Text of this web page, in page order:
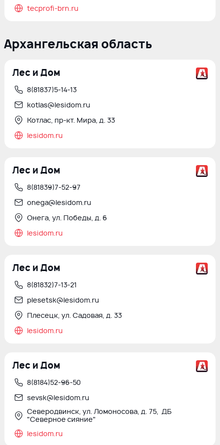
tecprofi-brn.ru
Архангельская область
Лес и Дом
8(81837)5-14-13
kotlas@lesidom.ru
Котлас, пр-кт. Мира, д. 33
lesidom.ru
Лес и Дом
8(81839)7-52-97
onega@lesidom.ru
Онега, ул. Победы, д. 6
lesidom.ru
Лес и Дом
8(81832)7-13-21
plesetsk@lesidom.ru
Плесецк, ул. Садовая, д. 33
lesidom.ru
Лес и Дом
8(8184)52-96-50
sevsk@lesidom.ru
Северодвинск, ул. Ломоносова, д. 75, ДБ
"Северное сияние"
lesidom.ru